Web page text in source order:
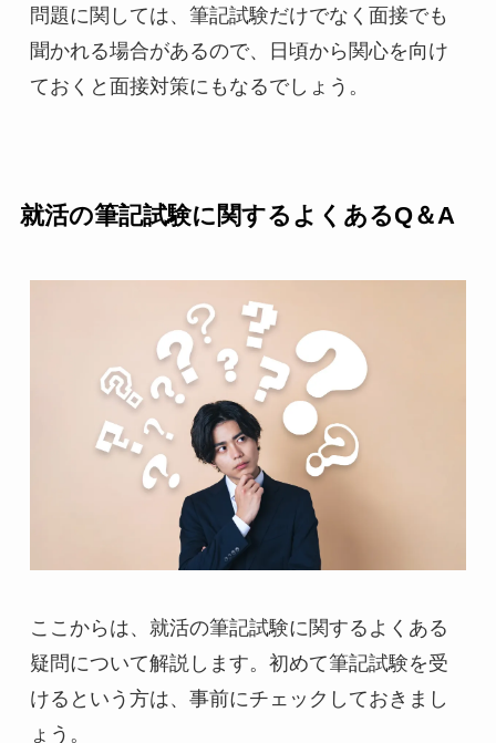
問題に関しては、筆記試験だけでなく面接でも
聞かれる場合があるので、日頃から関心を向け
ておくと面接対策にもなるでしょう。
就活の筆記試験に関するよくあるQ＆A
ここからは、就活の筆記試験に関するよくある
疑問について解説します。初めて筆記試験を受
けるという方は、事前にチェックしておきまし
ょう。